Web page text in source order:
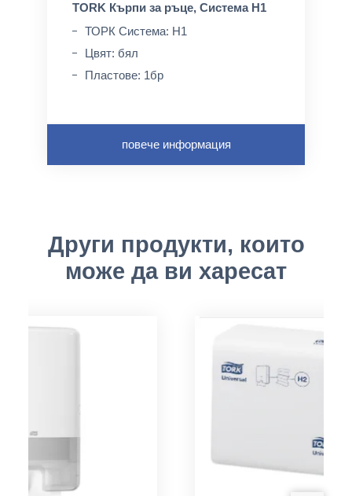
TORK Кърпи за ръце, Система H1
ТОРК Система: H1
Цвят: бял
Пластове: 1бр
повече информация
Други продукти, които
може да ви харесат